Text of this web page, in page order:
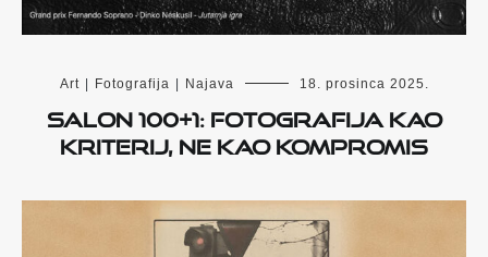
Art Fotografija Najava 18. prosinca 2025.
Salon 100+1: fotografija kao
kriterij, ne kao kompromis